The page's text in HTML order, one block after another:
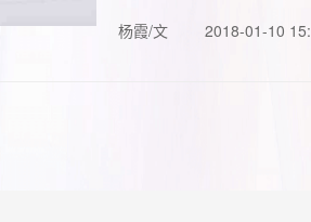
杨霞/文
2018-01-10